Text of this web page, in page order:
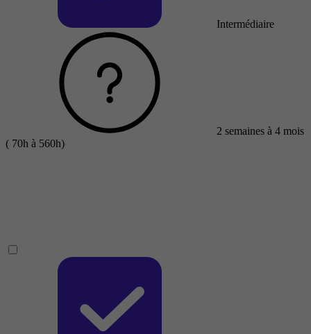
Intermédiaire
2 semaines à 4 mois
( 70h à 560h)